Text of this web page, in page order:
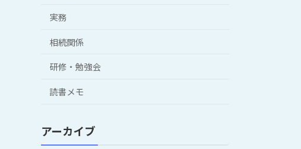
実務
相続関係
研修・勉強会
読書メモ
アーカイブ